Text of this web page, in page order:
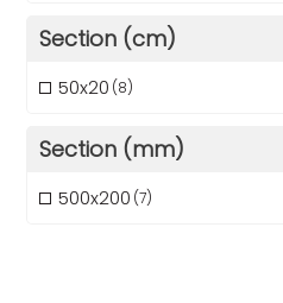
Section (cm)
50x20 (8)
Section (mm)
500x200 (7)